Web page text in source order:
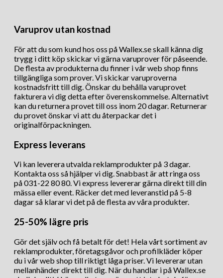
Varuprov utan kostnad
För att du som kund hos oss på Wallex.se skall känna dig
trygg i ditt köp skickar vi gärna varuprover för påseende.
De flesta av produkterna du finner i vår web shop finns
tillgängliga som prover. Vi skickar varuproverna
kostnadsfritt till dig. Önskar du behålla varuprovet
fakturera vi dig detta efter överenskommelse. Alternativt
kan du returnera provet till oss inom 20 dagar. Returnerar
du provet önskar vi att du återpackar det i
originalförpackningen.
Express leverans
Vi kan leverera utvalda reklamprodukter på 3 dagar.
Kontakta oss så hjälper vi dig. Snabbast är att ringa oss
på 031-22 80 80. Vi express levererar gärna direkt till din
mässa eller event. Räcker det med leveranstid på 5-8
dagar så klarar vi det på de flesta av våra produkter.
25-50% lägre pris
Gör det själv och få betalt för det! Hela vårt sortiment av
reklamprodukter, företagsgåvor och profilkläder köper
du i vår web shop till riktigt låga priser. Vi levererar utan
mellanhänder direkt till dig. När du handlar i på Wallex.se